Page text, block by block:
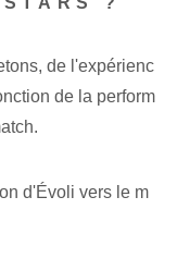
de l'expérienc
de la perform
d'Évoli vers le m